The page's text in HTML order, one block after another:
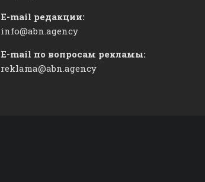
E-mail редакции:
info@abn.agency
E-mail по вопросам рекламы:
reklama@abn.agency